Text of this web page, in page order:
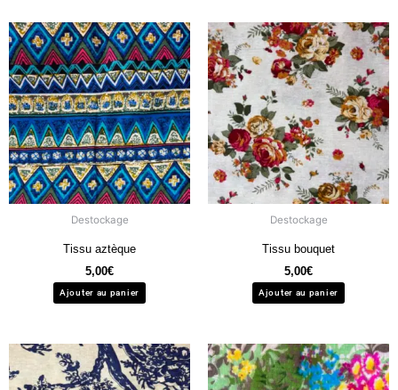
Destockage
Tissu aztèque
5,00€
Ajouter au panier
Destockage
Tissu bouquet
5,00€
Ajouter au panier